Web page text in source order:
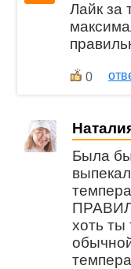
Лайк за
0
Была
хоть ты